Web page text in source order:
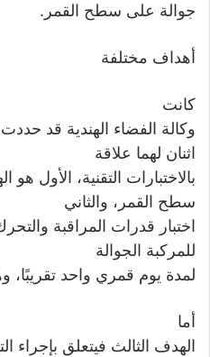
جوالة على سطح القمر.
أهداف مختلفة
كانت
اثنان لهما علاقة
بالاختبارات التقنية، الأول
سطح القمر، والثاني
اختبار قدرات المراقبة
للمركبة الجوالة
لمدة يوم قمري واحد تقريبًا، وهو ما
أما
الهدف الثالث فيتعلق بإجراء